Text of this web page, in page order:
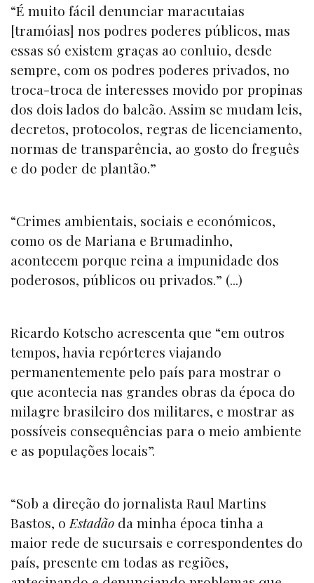
“É muito fácil denunciar maracutaias
[tramóias] nos podres poderes públicos, mas
essas só existem graças ao conluio, desde
sempre, com os podres poderes privados, no
troca-troca de interesses movido por propinas
dos dois lados do balcão. Assim se mudam leis,
decretos, protocolos, regras de licenciamento,
normas de transparência, ao gosto do freguês
e do poder de plantão.”
“Crimes ambientais, sociais e económicos,
como os de Mariana e Brumadinho,
acontecem porque reina a impunidade dos
poderosos, públicos ou privados.” (...)
Ricardo Kotscho acrescenta que “em outros
tempos, havia repórteres viajando
permanentemente pelo país para mostrar o
que acontecia nas grandes obras da época do
milagre brasileiro dos militares, e mostrar as
possíveis consequências para o meio ambiente
e as populações locais”.
“Sob a direção do jornalista Raul Martins
Bastos, oEstadão da minha época tinha a
maior rede de sucursais e correspondentes do
país, presente em todas as regiões,